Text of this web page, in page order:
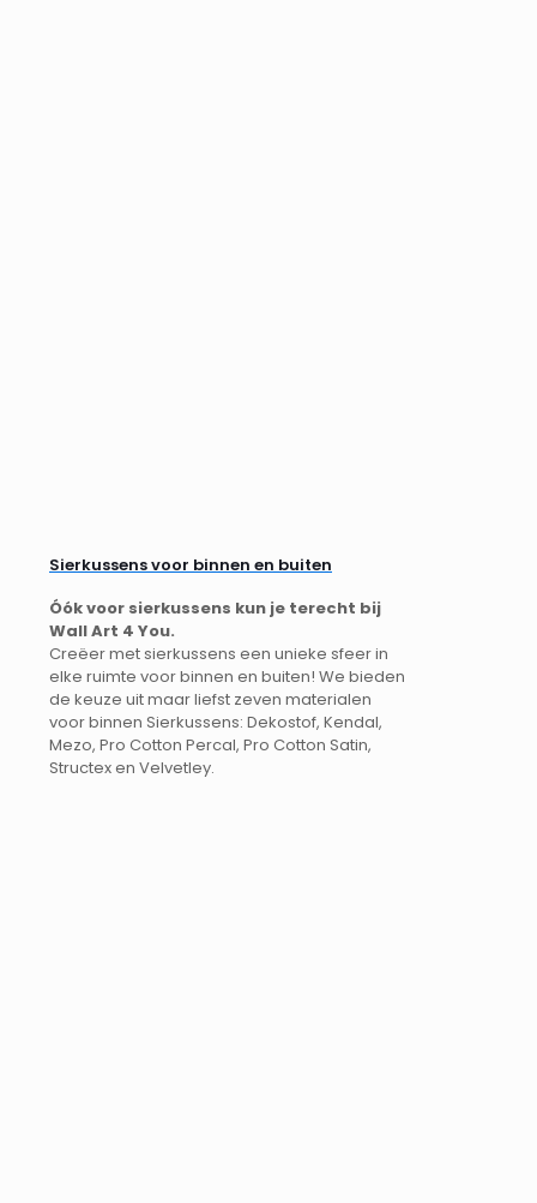
Sierkussens voor binnen en buiten
Óók voor sierkussens kun je terecht bij
Wall Art 4 You.
Creëer met sierkussens een unieke sfeer in
elke ruimte voor binnen en buiten! We bieden
de keuze uit maar liefst zeven materialen
voor binnen Sierkussens: Dekostof, Kendal,
Mezo, Pro Cotton Percal, Pro Cotton Satin,
Structex en Velvetley.